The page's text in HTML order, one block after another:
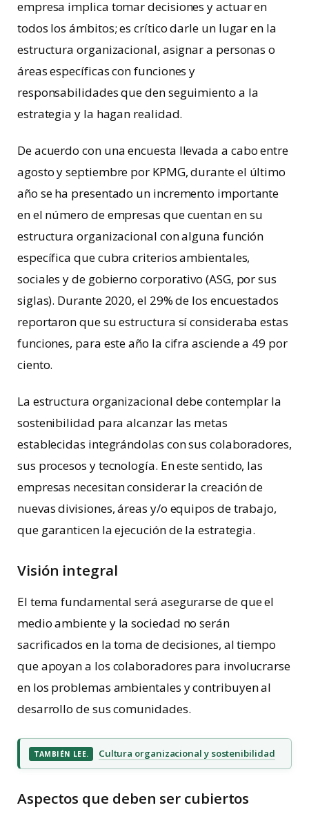
empresa implica tomar decisiones y actuar en
todos los ámbitos; es crítico darle un lugar en la
estructura organizacional, asignar a personas o
áreas específicas con funciones y
responsabilidades que den seguimiento a la
estrategia y la hagan realidad.
De acuerdo con una encuesta llevada a cabo entre
agosto y septiembre por KPMG, durante el último
año se ha presentado un incremento importante
en el número de empresas que cuentan en su
estructura organizacional con alguna función
específica que cubra criterios ambientales,
sociales y de gobierno corporativo (ASG, por sus
siglas). Durante 2020, el 29% de los encuestados
reportaron que su estructura sí consideraba estas
funciones, para este año la cifra asciende a 49 por
ciento.
La estructura organizacional debe contemplar la
sostenibilidad para alcanzar las metas
establecidas integrándolas con sus colaboradores,
sus procesos y tecnología. En este sentido, las
empresas necesitan considerar la creación de
nuevas divisiones, áreas y/o equipos de trabajo,
que garanticen la ejecución de la estrategia.
Visión integral
El tema fundamental será asegurarse de que el
medio ambiente y la sociedad no serán
sacrificados en la toma de decisiones, al tiempo
que apoyan a los colaboradores para involucrarse
en los problemas ambientales y contribuyen al
desarrollo de sus comunidades.
TAMBIÉN LEE. Cultura organizacional y sostenibilidad
Aspectos que deben ser cubiertos